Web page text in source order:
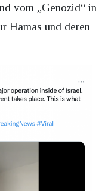
vom „Genozid“ in
Hamas und deren